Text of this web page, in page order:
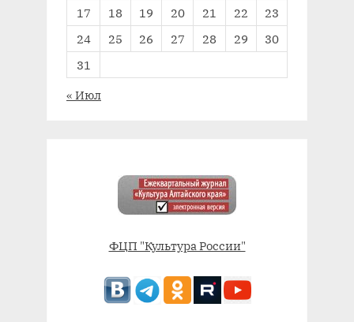
17
18 19 20 21 22
23
24
25 26 27 28 29
30
31
« Июл
ФЦП "Культура России"